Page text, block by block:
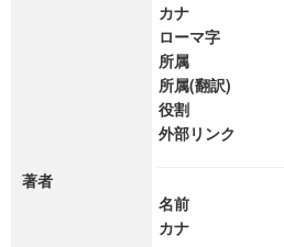
著者
カナ
ローマ字
所属
所属(翻訳)
役割
外部リンク
名前
カナ